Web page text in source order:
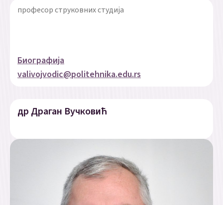
професор струковних студија
Биографија
valivojvodic@politehnika.edu.rs
др Драган Вучковић